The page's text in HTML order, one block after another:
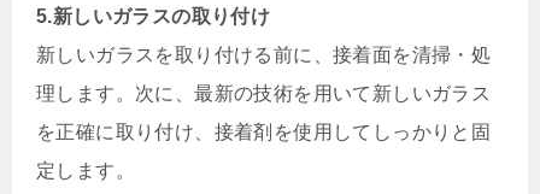
5.新しいガラスの取り付け
新しいガラスを取り付ける前に、接着面を清掃・処
理します。次に、最新の技術を用いて新しいガラス
を正確に取り付け、接着剤を使用してしっかりと固
定します。